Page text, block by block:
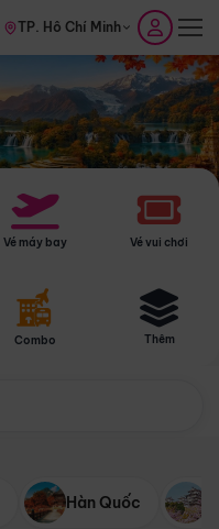
TP. Hồ Chí Minh
Vé máy bay Vé vui chơi
Combo Thêm
Hàn Quốc